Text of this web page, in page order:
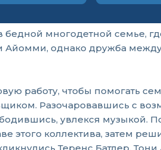
многодетной семье,
Айомми, однако дружба
работу, чтобы помогать
Разочаровавшись с
увлекся музыкой.
этого коллектива, затем